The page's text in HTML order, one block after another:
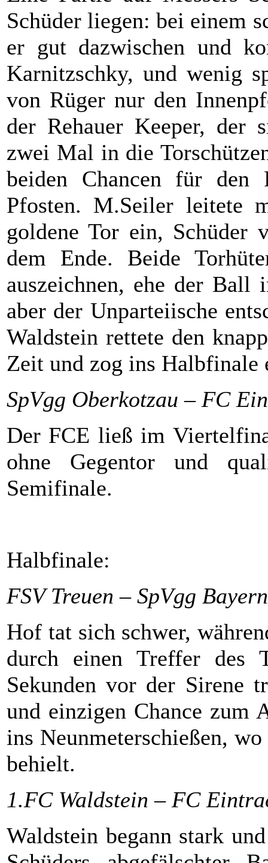
Schüder liegen: bei einem
er gut dazwischen und
Karnitzschky, und wenig
von Rüger nur den
der Rehauer Keeper, der
zwei Mal in die
beiden Chancen für den
Pfosten. M.Seiler leitete
goldene Tor ein, Schüder
dem Ende. Beide
auszeichnen, ehe der
aber der Unparteiische
Waldstein rettete den
Zeit und zog ins Halbfinale
SpVgg Oberkotzau – FC
Der FCE ließ im
ohne Gegentor und
Semifinale.
Halbfinale:
FSV Treuen – SpVgg
Hof tat sich schwer,
durch einen Treffer des
Sekunden vor der Sirene
und einzigen Chance zum
ins Neunmeterschießen,
behielt.
1.FC Waldstein – FC
Waldstein begann stark